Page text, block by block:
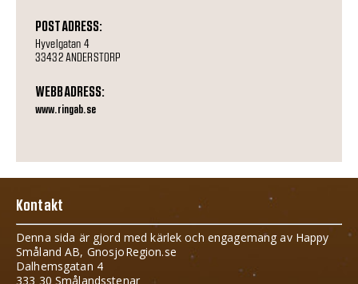
POSTADRESS:
Hyvelgatan 4
33432 ANDERSTORP
WEBBADRESS:
www.ringab.se
Kontakt
Denna sida är gjord med kärlek och engagemang av Happy
Småland AB, GnosjoRegion.se
Dalhemsgatan 4
333 30 Smålandsstenar